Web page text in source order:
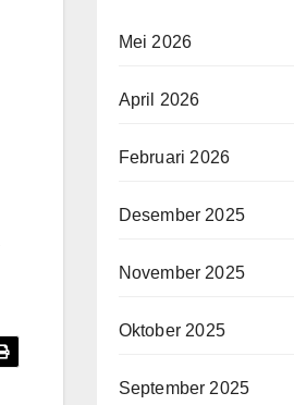
Mei 2026
April 2026
Februari 2026
Desember 2025
November 2025
Oktober 2025
September 2025